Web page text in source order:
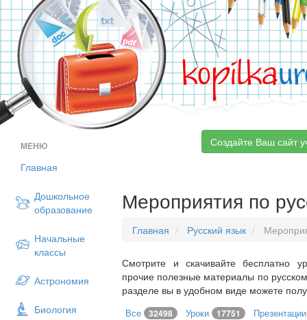
kopilka
МЕНЮ
Главная
Дошкольное
образование
Начальные
классы
Астрономия
Биология
Создайте Ваш сайт
Мероприятия по
Главная Русский язык
Смотрите и скачивайте бесплатно
прочие полезные материалы по
разделе вы в удобном виде можете
Все 32498 Уроки 17751